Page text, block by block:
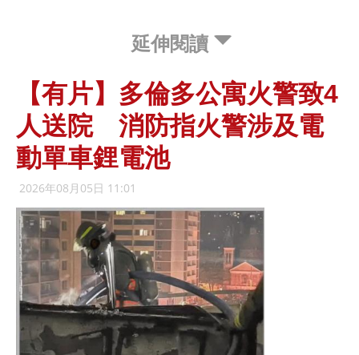
延伸閱讀
【有片】多倫多公寓火警致4
人送院 消防指火警涉及電
動單車鋰電池
2026年08月05日 11:01